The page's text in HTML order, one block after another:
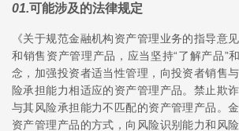
01.可能涉及的法律规定
《关于规范金融机构资产管理业务的指导意
和销售资产管理产品，应当坚持“了解产品”
念，加强投资者适当性管理，向投资者销售
险承担能力相适应的资产管理产品。禁止欺
与其风险承担能力不匹配的资产管理产品。
资产管理产品的方式，向风险识别能力和风